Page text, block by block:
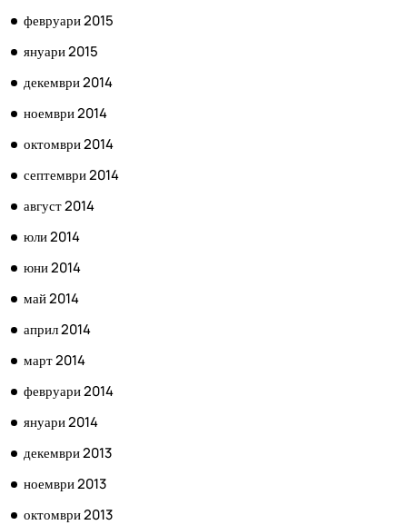
февруари 2015
януари 2015
декември 2014
ноември 2014
октомври 2014
септември 2014
август 2014
юли 2014
юни 2014
май 2014
април 2014
март 2014
февруари 2014
януари 2014
декември 2013
ноември 2013
октомври 2013